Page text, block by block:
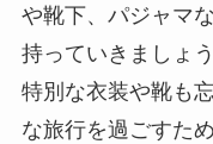
や靴下、パジャマ
持っていきましょ
特別な衣装や靴も
な旅行を過ごすた